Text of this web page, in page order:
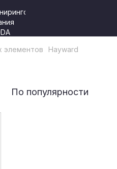
элементов Hayward
По популярности